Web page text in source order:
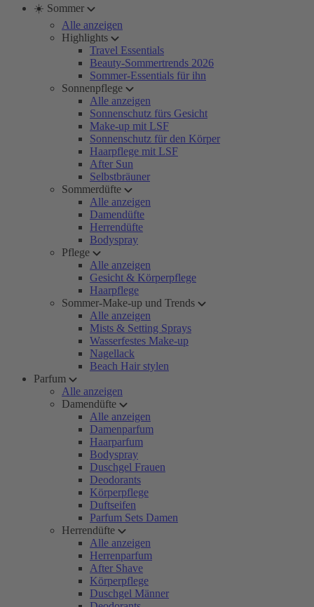
☀️ Sommer
Alle anzeigen
Highlights
Travel Essentials
Beauty-Sommertrends 2026
Sommer-Essentials für ihn
Sonnenpflege
Alle anzeigen
Sonnenschutz fürs Gesicht
Make-up mit LSF
Sonnenschutz für den Körper
Haarpflege mit LSF
After Sun
Selbstbräuner
Sommerdüfte
Alle anzeigen
Damendüfte
Herrendüfte
Bodyspray
Pflege
Alle anzeigen
Gesicht & Körperpflege
Haarpflege
Sommer-Make-up und Trends
Alle anzeigen
Mists & Setting Sprays
Wasserfestes Make-up
Nagellack
Beach Hair stylen
Parfum
Alle anzeigen
Damendüfte
Alle anzeigen
Damenparfum
Haarparfum
Bodyspray
Duschgel Frauen
Deodorants
Körperpflege
Duftseifen
Parfum Sets Damen
Herrendüfte
Alle anzeigen
Herrenparfum
After Shave
Körperpflege
Duschgel Männer